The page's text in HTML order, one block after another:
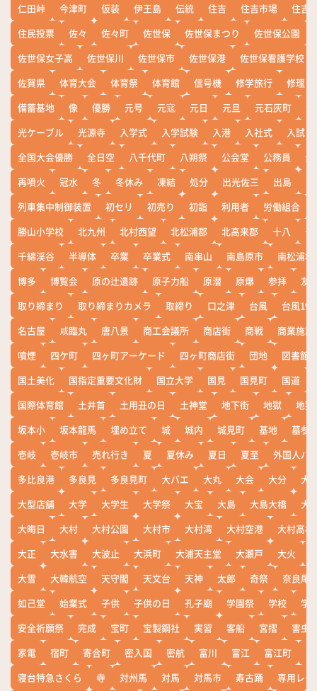
仁田峠
今津町 仮装 伊王島 伝統 住吉 住吉市場
住吉
住民投票
佐々 佐々町 佐世保 佐世保まつり 佐世保公園
佐世保女子高
佐世保川 佐世保市 佐世保港
佐世保看護学校
佐賀県
体育大会 体育祭 体育館 信号機 修学旅行
修理
備蓄基地
像 優勝 元号 元寇 元日 元旦 元石灰町
光ケーブル
光源寺 入学式 入学試験 入港 入社式
入試
全国大会優勝
全日空 八千代町 八朔祭 公会堂 公務員
公
再噴火
冠水 冬 冬休み 凍結 処分 出光佐三 出島
列車集中制御装置
初セリ 初売り 初詣 利用者 労働組合
勝山小学校
北九州 北村西望 北松浦郡 北高来郡 十八
十
千綿渓谷
半導体 卒業 卒業式 南串山 南島原市
南松浦郡
博多
博覧会 原の辻遺跡 原子力船 原潜 原爆 参拝
友
取り締まり
取り締まりカメラ 取締り 口之津 台風
台風19
名古屋
咸臨丸 唐八景 商工会議所 商店街 商戦
商業施設
噴煙
四ケ町 四ヶ町アーケード 四ヶ町商店街 団地
図書館
国土美化
国指定重要文化財 国立大学 国見 国見町 国道
国際体育館
土井首 土用丑の日 土神堂 地下街 地獄
地獄
坂本小
坂本龍馬 埋め立て 城 城内 城見町 基地
墓参
壱岐
壱岐市 売れ行き 夏 夏休み 夏日 夏至
外国人バ
多比良港
多良見 多良見町 大バエ 大丸 大会 大分
大
大型店舗
大学 大学生 大学祭 大宝 大島 大島大橋
大
大晦日
大村 大村公園 大村市 大村湾 大村空港
大村高校
大正
大水害 大波止 大浜町 大浦天主堂 大瀬戸 大火
大雪
大韓航空 天守閣 天文台 天神 太郎 奇祭
奈良尾
如己堂
始業式 子供 子供の日 孔子廟 学園祭 学校
学
安全祈願祭
完成 宝町 宝製鋼社 実習 客船 宮摺
害虫
家電
宿町 寄合町 密入国 密航 富川 富江 富江町
寝台特急さくら
寺 対州馬 対馬 対馬市 寿古踊 専用レー